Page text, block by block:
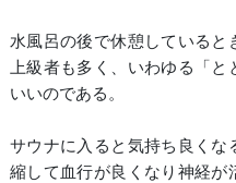
水風呂の後で休憩していると
上級者も多く、いわゆる「
いいのである。
サウナに入ると気持ち良くな
縮して血行が良くなり神経が